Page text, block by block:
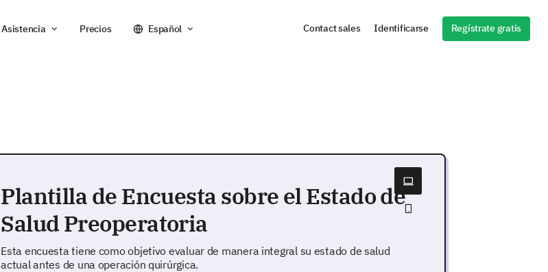
Asistencia Precios Español Contact sales Identificarse Regístrate gratis
Plantilla de Encuesta sobre el Estado de
Salud Preoperatoria
Esta encuesta tiene como objetivo evaluar de manera integral su estado de salud
actual antes de una operación quirúrgica.